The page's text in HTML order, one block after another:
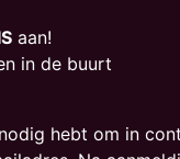
aan!
in de buurt
hebt om in